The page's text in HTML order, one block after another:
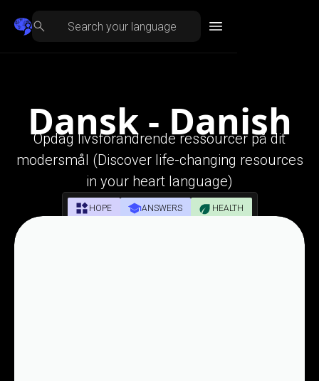
Dansk - Danish
Opdag livsforandrende ressourcer på dit
modersmål (Discover life-changing resources
in your heart language)
HOPE ANSWERS HEALTH